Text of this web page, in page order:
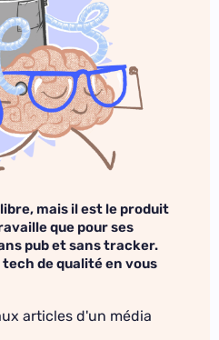
mais il est le produit
que pour ses
pub et sans tracker.
de qualité en vous
articles d'un média